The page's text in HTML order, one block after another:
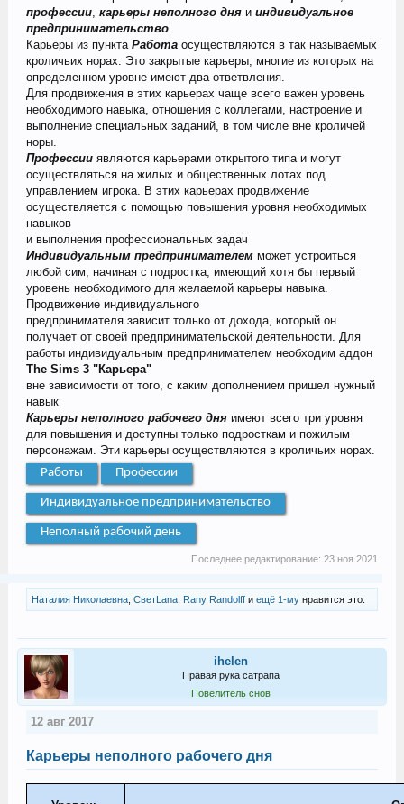
профессии, карьеры неполного дняи индивидуальное
предпринимательство.
Карьеры из пункта Работаосуществляются в так называемых
кроличьих норах. Это закрытые карьеры, многие из которых на
определенном уровне имеют два ответвления.
Для продвижения в этих карьерах чаще всего важен уровень
необходимого навыка, отношения с коллегами, настроение и
выполнение специальных заданий, в том числе вне кроличей
норы.
Профессии являются карьерами открытого типа и могут
осуществляться на жилых и общественных лотах под
управлением игрока. В этих карьерах продвижение
осуществляется с помощью повышения уровня необходимых
навыков
и выполнения профессиональных задач
Индивидуальным предпринимателемможет устроиться
любой сим, начиная с подростка, имеющий хотя бы первый
уровень необходимого для желаемой карьеры навыка.
Продвижение индивидуального
предпринимателя зависит только от дохода, который он
получает от своей предпринимательской деятельности. Для
работы индивидуальным предпринимателем необходим аддон
The Sims 3 "Карьера"
вне зависимости от того, с каким дополнением пришел нужный
навык
Карьеры неполного рабочего дняимеют всего три уровня
для повышения и доступны только подросткам и пожилым
персонажам. Эти карьеры осуществляются в кроличьих норах.
Работы
Профессии
Индивидуальное предпринимательство
Неполный рабочий день
Последнее редактирование:23 ноя 2021
Наталия Николаевна, СветLana, Rany Randolffи ещё 1-мунравится это.
ihelen
Правая рука сатрапа
Повелитель снов
12 авг 2017
Карьеры неполного рабочего дня